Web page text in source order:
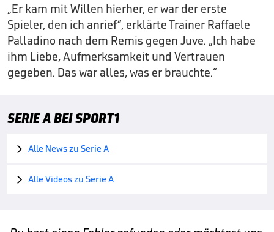
„Er kam mit Willen hierher, er war der erste
Spieler, den ich anrief“, erklärte Trainer Raffaele
Palladino nach dem Remis gegen Juve. „Ich habe
ihm Liebe, Aufmerksamkeit und Vertrauen
gegeben. Das war alles, was er brauchte.“
SERIE A BEI SPORT1
 Alle News zu Serie A
 Alle Videos zu Serie A